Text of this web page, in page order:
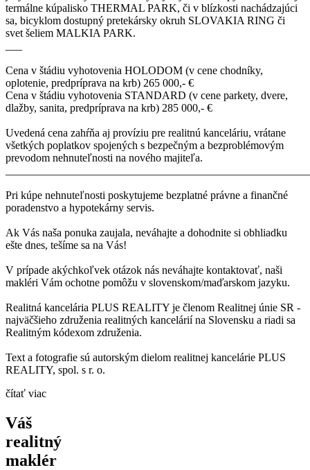
termálne kúpalisko THERMAL PARK, či v blízkosti nachádzajúci
sa, bicyklom dostupný pretekársky okruh SLOVAKIA RING či
svet šeliem MALKIA PARK.
Cena v štádiu vyhotovenia HOLODOM (v cene chodníky,
oplotenie, predpríprava na krb) 265 000,- €
Cena v štádiu vyhotovenia STANDARD (v cene parkety, dvere,
dlažby, sanita, predpríprava na krb) 285 000,- €
Uvedená cena zahŕňa aj províziu pre realitnú kanceláriu, vrátane
všetkých poplatkov spojených s bezpečným a bezproblémovým
prevodom nehnuteľnosti na nového majiteľa.
Pri kúpe nehnuteľnosti poskytujeme bezplatné právne a finančné
poradenstvo a hypotekárny servis.
Ak Vás naša ponuka zaujala, neváhajte a dohodnite si obhliadku
ešte dnes, tešíme sa na Vás!
V prípade akýchkoľvek otázok nás neváhajte kontaktovať, naši
makléri Vám ochotne pomôžu v slovenskom/maďarskom jazyku.
Realitná kancelária PLUS REALITY je členom Realitnej únie SR -
najväčšieho združenia realitných kancelárií na Slovensku a riadi sa
Realitným kódexom združenia.
Text a fotografie sú autorským dielom realitnej kancelárie PLUS
REALITY, spol. s r. o.
čítať viac
Váš
realitný
maklér